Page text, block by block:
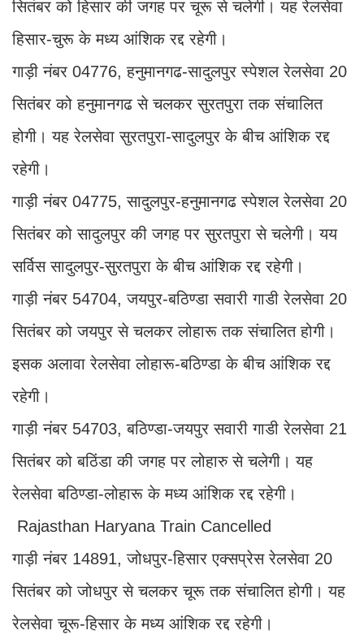
सितंबर को हिसार की जगह पर चूरू से चलेगी। यह रेलसेवा
हिसार-चुरू के मध्य आंशिक रद्द रहेगी।
गाड़ी नंबर 04776, हनुमानगढ-सादुलपुर स्पेशल रेलसेवा 20
सितंबर को हनुमानगढ से चलकर सुरतपुरा तक संचालित
होगी। यह रेलसेवा सुरतपुरा-सादुलपुर के बीच आंशिक रद्द
रहेगी।
गाड़ी नंबर 04775, सादुलपुर-हनुमानगढ स्पेशल रेलसेवा 20
सितंबर को सादुलपुर की जगह पर सुरतपुरा से चलेगी। यय
सर्विस सादुलपुर-सुरतपुरा के बीच आंशिक रद्द रहेगी।
गाड़ी नंबर 54704, जयपुर-बठिण्डा सवारी गाडी रेलसेवा 20
सितंबर को जयपुर से चलकर लोहारू तक संचालित होगी।
इसक अलावा रेलसेवा लोहारू-बठिण्डा के बीच आंशिक रद्द
रहेगी।
गाड़ी नंबर 54703, बठिण्डा-जयपुर सवारी गाडी रेलसेवा 21
सितंबर को बठिंडा की जगह पर लोहारु से चलेगी। यह
रेलसेवा बठिण्डा-लोहारू के मध्य आंशिक रद्द रहेगी।
Rajasthan Haryana Train Cancelled
गाड़ी नंबर 14891, जोधपुर-हिसार एक्सप्रेस रेलसेवा 20
सितंबर को जोधपुर से चलकर चूरू तक संचालित होगी। यह
रेलसेवा चूरू-हिसार के मध्य आंशिक रद्द रहेगी।